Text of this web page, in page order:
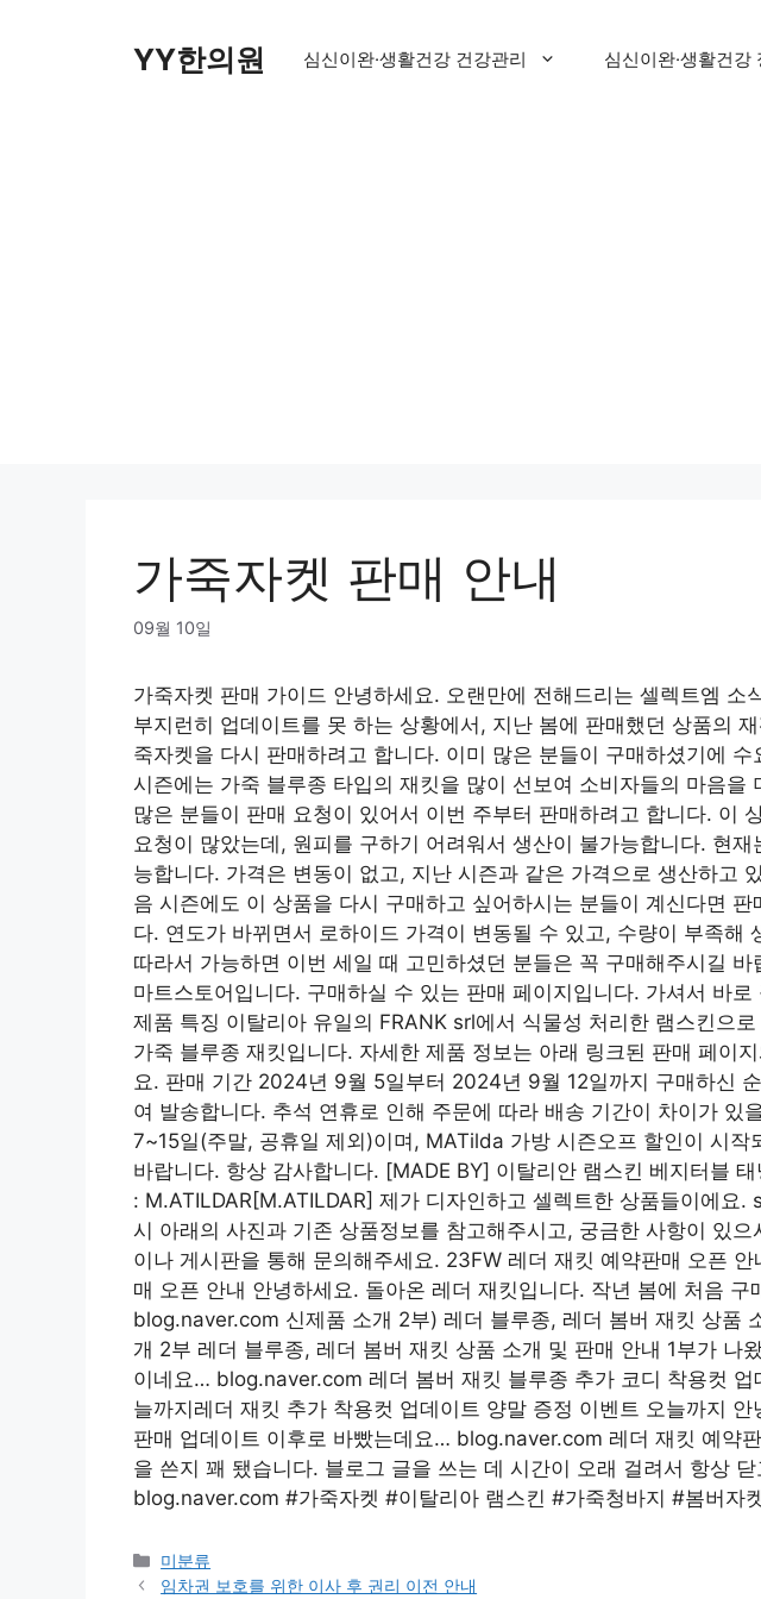
YY한의원 심신이완·생활건강 건강관리 심신이완·생활건강
가죽자켓 판매 안내
09월 10일
가죽자켓 판매 가이드 안녕하세요. 오랜만에 전해드리는 셀렉트엠 소
부지런히 업데이트를 못 하는 상황에서, 지난 봄에 판매했던 상품의
죽자켓을 다시 판매하려고 합니다. 이미 많은 분들이 구매하셨기에
시즌에는 가죽 블루종 타입의 재킷을 많이 선보여 소비자들의 마음을
많은 분들이 판매 요청이 있어서 이번 주부터 판매하려고 합니다. 이
요청이 많았는데, 원피를 구하기 어려워서 생산이 불가능합니다. 현
능합니다. 가격은 변동이 없고, 지난 시즌과 같은 가격으로 생산하고
음 시즌에도 이 상품을 다시 구매하고 싶어하시는 분들이 계신다면 판
다. 연도가 바뀌면서 로하이드 가격이 변동될 수 있고, 수량이 부족해
따라서 가능하면 이번 세일 때 고민하셨던 분들은 꼭 구매해주시길
마트스토어입니다. 구매하실 수 있는 판매 페이지입니다. 가셔서 바
제품 특징 이탈리아 유일의 FRANK srl에서 식물성 처리한 램스킨으
가죽 블루종 재킷입니다. 자세한 제품 정보는 아래 링크된 판매 페이
요. 판매 기간 2024년 9월 5일부터 2024년 9월 12일까지 구매하신
여 발송합니다. 추석 연휴로 인해 주문에 따라 배송 기간이 차이가 있
7~15일(주말, 공휴일 제외)이며, MATilda 가방 시즌오프 할인이 시작
바랍니다. 항상 감사합니다. [MADE BY] 이탈리안 램스킨 베지터블
: M.ATILDAR[M.ATILDAR] 제가 디자인하고 셀렉트한 상품들이에요
시 아래의 사진과 기존 상품정보를 참고해주시고, 궁금한 사항이 있
이나 게시판을 통해 문의해주세요. 23FW 레더 재킷 예약판매 오픈
매 오픈 안내 안녕하세요. 돌아온 레더 재킷입니다. 작년 봄에 처음
blog.naver.com 신제품 소개 2부) 레더 블루종, 레더 봄버 재킷 상품
개 2부 레더 블루종, 레더 봄버 재킷 상품 소개 및 판매 안내 1부가 나
이네요… blog.naver.com 레더 봄버 재킷 블루종 추가 코디 착용컷 업
늘까지레더 재킷 추가 착용컷 업데이트 양말 증정 이벤트 오늘까지
판매 업데이트 이후로 바빴는데요… blog.naver.com 레더 재킷 예약
을 쓴지 꽤 됐습니다. 블로그 글을 쓰는 데 시간이 오래 걸려서 항상
blog.naver.com #가죽자켓 #이탈리아 램스킨 #가죽청바지 #봄버자
Categories
미분류
임차권 보호를 위한 이사 후 권리 이전 안내